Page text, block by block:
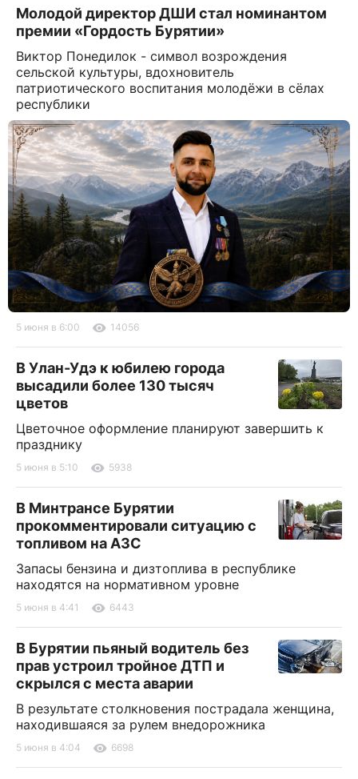
Молодой директор ДШИ стал номинантом
премии «Гордость Бурятии»
Виктор Понедилок - символ возрождения
сельской культуры, вдохновитель
патриотического воспитания молодёжи в сёлах
республики
5 июня в 6:00 14056
В Улан-Удэ к юбилею города
высадили более 130 тысяч
цветов
Цветочное оформление планируют завершить к
празднику
5 июня в 5:10 5938
В Минтрансе Бурятии
прокомментировали ситуацию с
топливом на АЗС
Запасы бензина и дизтоплива в республике
находятся на нормативном уровне
5 июня в 4:41 6443
В Бурятии пьяный водитель без
прав устроил тройное ДТП и
скрылся с места аварии
В результате столкновения пострадала женщина,
находившаяся за рулем внедорожника
5 июня в 4:04 6698